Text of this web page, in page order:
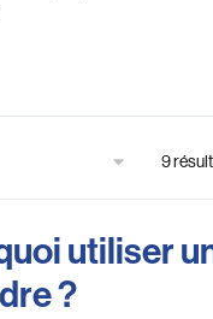
9
utiliser
?